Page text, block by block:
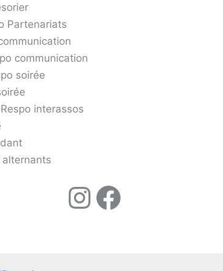
Partenariats
communication
soirée
interassos
alternants
Instagram